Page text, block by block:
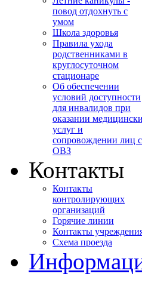
повод отдохнуть с
умом
Школа здоровья
Правила ухода
родственниками в
круглосуточном
стационаре
Об обеспечении
условий доступности
для инвалидов при
оказании
услуг и
сопровождении лиц с
ОВЗ
Контакты
Контакты
контролирующих
организаций
Горячие линии
Контакты
Схема проезда